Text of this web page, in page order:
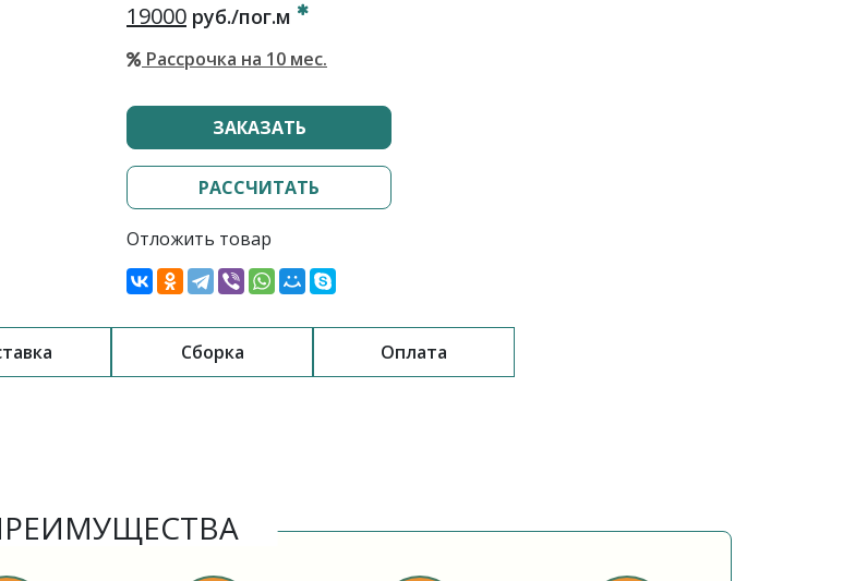
19000 руб./пог.м
Рассрочка на 10 мес.
ЗАКАЗАТЬ
РАССЧИТАТЬ
Отложить товар
Сборка Оплата